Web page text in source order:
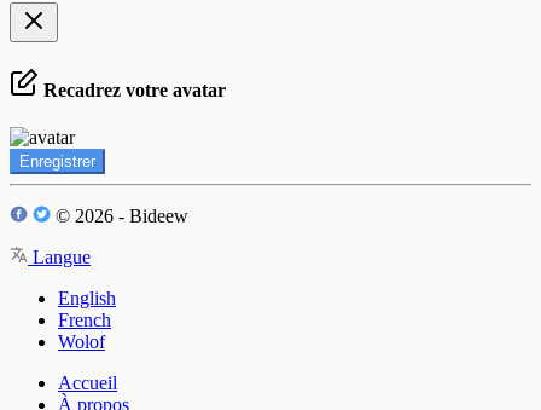
Recadrez votre avatar
Enregistrer
© 2026 - Bideew
Langue
English
French
Wolof
Accueil
À propos